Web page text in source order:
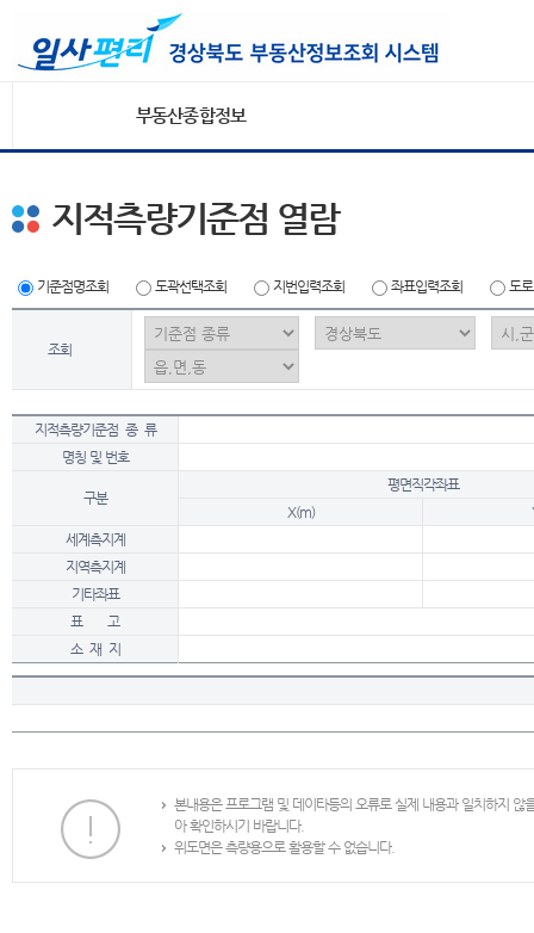
부동산종합정보
지적측량기준점 열람
기준점명조회 도곽선택조회 지번입력조회 좌표입력조회 도
조회
지적측량기준점 종 류
명칭 및 번호
구분
평면직각좌표
X(m)
세계측지계
지역측지계
기타좌표
표 고
소 재 지
본내용은 프로그램 및 데이타등의 오류로 실제 내용과 일치하지
아 확인하시기 바랍니다.
위도면은 측량용으로 활용할 수 없습니다.